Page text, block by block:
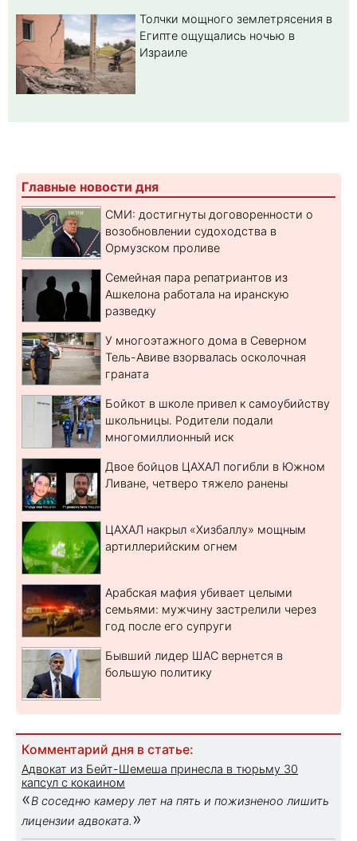
Толчки мощного землетрясения в
Египте ощущались ночью в
Израиле
Главные новости дня
СМИ: достигнуты договоренности о
возобновлении судоходства в
Ормузском проливе
Семейная пара репатриантов из
Ашкелона работала на иранскую
разведку
У многоэтажного дома в Северном
Тель-Авиве взорвалась осколочная
граната
Бойкот в школе привел к самоубийству
школьницы. Родители подали
многомиллионный иск
Двое бойцов ЦАХАЛ погибли в Южном
Ливане, четверо тяжело ранены
ЦАХАЛ накрыл «Хизбаллу» мощным
артиллерийским огнем
Арабская мафия убивает целыми
семьями: мужчину застрелили через
год после его супруги
Бывший лидер ШАС вернется в
большую политику
Комментарий дня в статье:
Адвокат из Бейт-Шемеша принесла в тюрьму 30
капсул с кокаином
«В соседню камеру лет на пять и пожизненоо лишить
лицензии адвоката. »